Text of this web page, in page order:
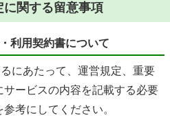
関する留意事項
利用契約書について
にあたって、運営規定、重要
ービスの内容を記載する必要
考にしてください。